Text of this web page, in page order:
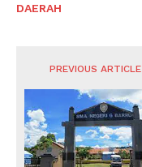
DAERAH
PREVIOUS ARTICLE